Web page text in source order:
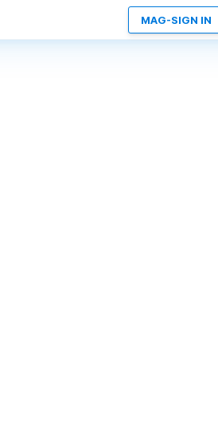
MAG-SIGN IN